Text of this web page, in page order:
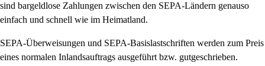
sind bargeldlose Zahlungen zwischen den SEPA-Ländern genauso
einfach und schnell wie im Heimatland.
SEPA-Überweisungen und SEPA-Basislastschriften werden zum Preis
eines normalen Inlandsauftrags ausgeführt bzw. gutgeschrieben.